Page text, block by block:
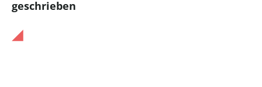
geschrieben